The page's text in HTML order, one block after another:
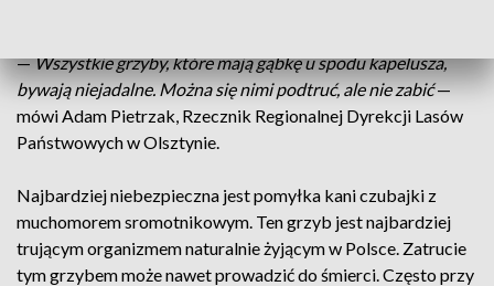
—Wszystkie grzyby, które mają gąbkę u spodu kapelusza,
bywają niejadalne. Można się nimi podtruć, ale nie zabić—
mówi Adam Pietrzak, Rzecznik Regionalnej Dyrekcji Lasów
Państwowych w Olsztynie.
Najbardziej niebezpieczna jest pomyłka kani czubajki z
muchomorem sromotnikowym. Ten grzyb jest najbardziej
trującym organizmem naturalnie żyjącym w Polsce. Zatrucie
tym grzybem może nawet prowadzić do śmierci. Często przy